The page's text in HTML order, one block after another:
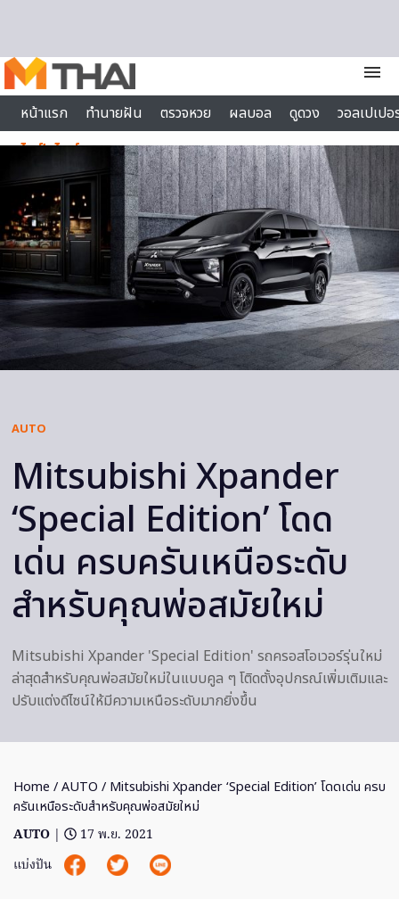
menu
หน้าแรก
ทำนายฝัน ตรวจหวย ผลบอล ดูดวง
วอลเปเป
ไลฟ์สไตล์
AUTO
Mitsubishi Xpander
‘Special Edition’ โดด
เด่น ครบครันเหนือระดับ
สำหรับคุณพ่อสมัยใหม่
Mitsubishi Xpander 'Special Edition' รถครอสโอเวอร์รุ่นใหม่
ล่าสุดสำหรับคุณพ่อสมัยใหม่ในแบบคูล ๆ โติดตั้งอุปกรณ์เพิ่มเติมและ
ปรับแต่งดีไซน์ให้มีความเหนือระดับมากยิ่งขึ้น
Home /AUTO / Mitsubishi Xpander ‘Special Edition’ โดดเด่น ครบ
ครันเหนือระดับสำหรับคุณพ่อสมัยใหม่
AUTO |
17 พ.ย. 2021
แบ่งปัน